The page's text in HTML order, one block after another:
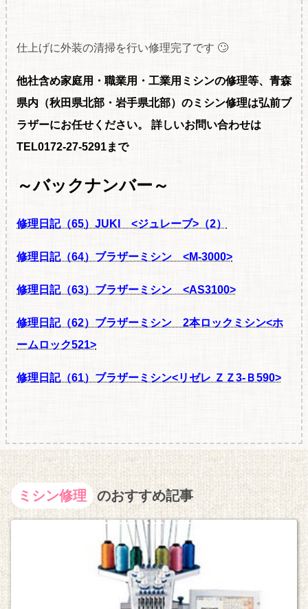
仕上げに外装の清掃を行い修理完了です 🙄
他社含め家庭用・職業用・工業用ミシンの修理等、青森
県内（秋田県北部・岩手県北部）のミシン修理は弘前ブ
ラザーにお任せください。
詳しいお問い合わせは
TEL0172-27-5291まで
～バックナンバー～
修理日記（65）JUKI <ジュレーブ>（2）
修理日記（64）ブラザーミシン <M‐3000>
修理日記（63）ブラザーミシン <AS3100>
修理日記（62）ブラザーミシン 2本ロックミシン<ホ
ームロック521>
修理日記（61）ブラザーミシン<リゼレ ＺＺ3-Ｂ590>
ミシン修理 のおすすめ記事